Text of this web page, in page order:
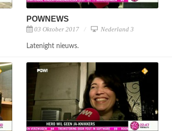
POWNEWS
03 Oktober 2017 Nederland 3
Latenight nieuws.